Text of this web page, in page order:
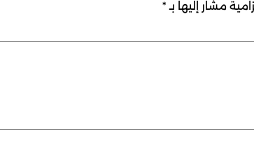
مشار إليها بـ *